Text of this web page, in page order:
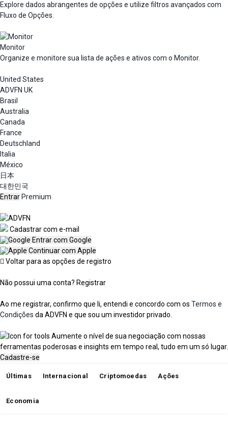
Explore dados abrangentes de opções e utilize filtros avançados com
Fluxo de Opções.
Monitor
Organize e monitore sua lista de ações e ativos com o Monitor.
United States
ADVFN UK
Brasil
Australia
Canada
France
Deutschland
Italia
México
日本
대한민국
Entrar Premium
Cadastrar com e-mail
Entrar com Google
Continuar com Apple
Voltar para as opções de registro
Não possui uma conta? Registrar
Ao me registrar, confirmo que li, entendi e concordo com os Termos e
Condições da ADVFN e que sou um investidor privado.
Aumente o nível de sua negociação com nossas
ferramentas poderosas e insights em tempo real, tudo em um só lugar.
Cadastre-se
Últimas Internacional Criptomoedas Ações
Economia